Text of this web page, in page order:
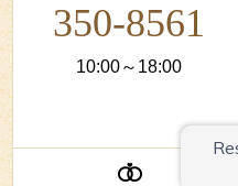
350-8561
10:00～18:00